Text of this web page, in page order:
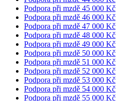
Podpora při mzdě 45 000 Kč
Podpora při mzdě 46 000 Kč
Podpora při mzdě 47 000 Kč
Podpora při mzdě 48 000 Kč
Podpora při mzdě 49 000 Kč
Podpora při mzdě 50 000 Kč
Podpora při mzdě 51 000 Kč
Podpora při mzdě 52 000 Kč
Podpora při mzdě 53 000 Kč
Podpora při mzdě 54 000 Kč
Podpora při mzdě 55 000 Kč